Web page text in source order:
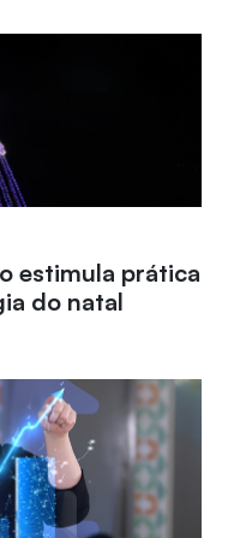
estimula prática
do natal